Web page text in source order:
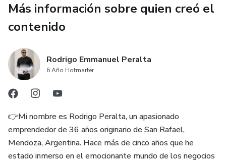
Más información sobre quien creó el
contenido
Rodrigo Emmanuel Peralta
6 Año Hotmarter
👉Mi nombre es Rodrigo Peralta, un apasionado
emprendedor de 36 años originario de San Rafael,
Mendoza, Argentina. Hace más de cinco años que he
estado inmerso en el emocionante mundo de los negocios